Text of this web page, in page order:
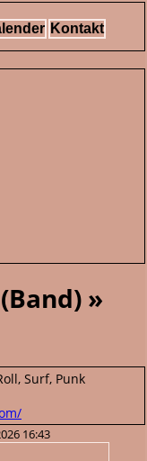
Kontakt
»
Surf, Punk
16:43